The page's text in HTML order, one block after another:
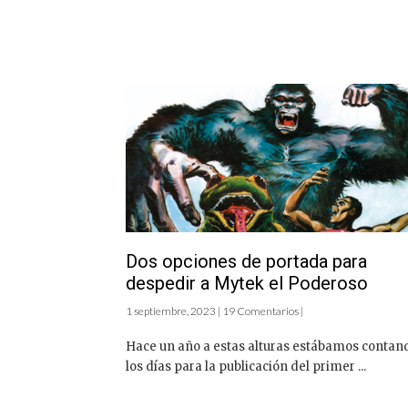
Dos opciones de portada para
despedir a Mytek el Poderoso
1 septiembre, 2023 | 19 Comentarios |
Hace un año a estas alturas estábamos
los días para la publicación del primer ...